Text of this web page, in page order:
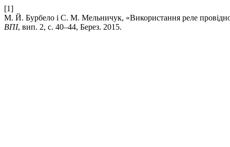
[1]
М. Й. Бурбело і С. М. Мельничук, «Використання реле
ВПІ, вип. 2, с. 40–44, Берез. 2015.